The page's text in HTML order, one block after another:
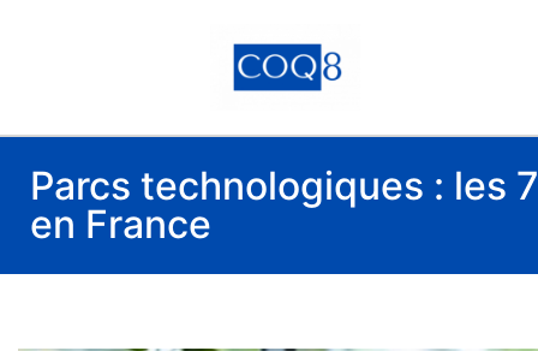
Parcs technologiques : les
en France